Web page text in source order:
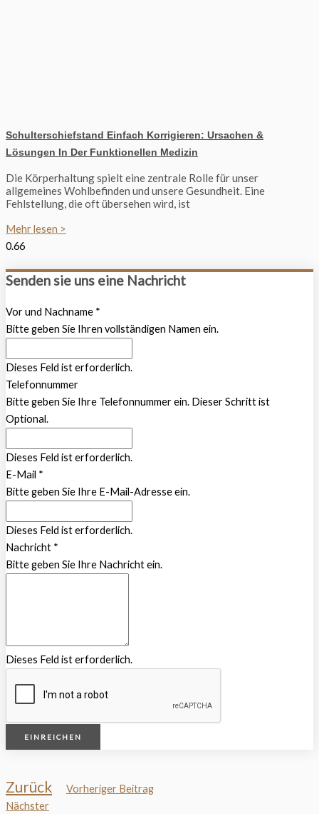
Schulterschiefstand Einfach Korrigieren: Ursachen &
Lösungen In Der Funktionellen Medizin
Die Körperhaltung spielt eine zentrale Rolle für unser
allgemeines Wohlbefinden und unsere Gesundheit. Eine
Fehlstellung, die oft übersehen wird, ist
Mehr lesen >
Senden sie uns eine Nachricht
Vor und Nachname *
Bitte geben Sie Ihren vollständigen Namen ein.
Dieses Feld ist erforderlich.
Telefonnummer
Bitte geben Sie Ihre Telefonnummer ein. Dieser Schritt ist
Optional.
Dieses Feld ist erforderlich.
E-Mail *
Bitte geben Sie Ihre E-Mail-Adresse ein.
Dieses Feld ist erforderlich.
Nachricht *
Bitte geben Sie Ihre Nachricht ein.
Dieses Feld ist erforderlich.
EINREICHEN
Zurück
Vorheriger Beitrag
Nächster